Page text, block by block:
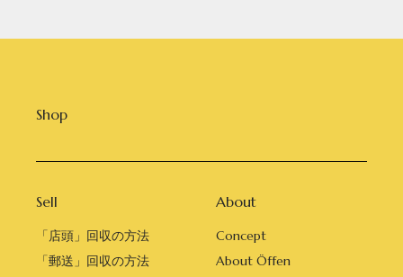
Shop
Sell
「店頭」回収の方法
「郵送」回収の方法
About
Concept
About Öffen